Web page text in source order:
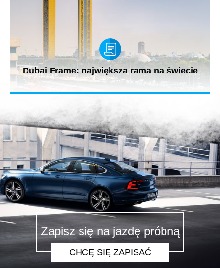
Dubai Frame: największa rama na świecie
Dubai Frame to niesamowita budowla znajdująca się na terenie
parku Zabeel....
Zapisz się na jazdę próbną
CHCĘ SIĘ ZAPISAĆ